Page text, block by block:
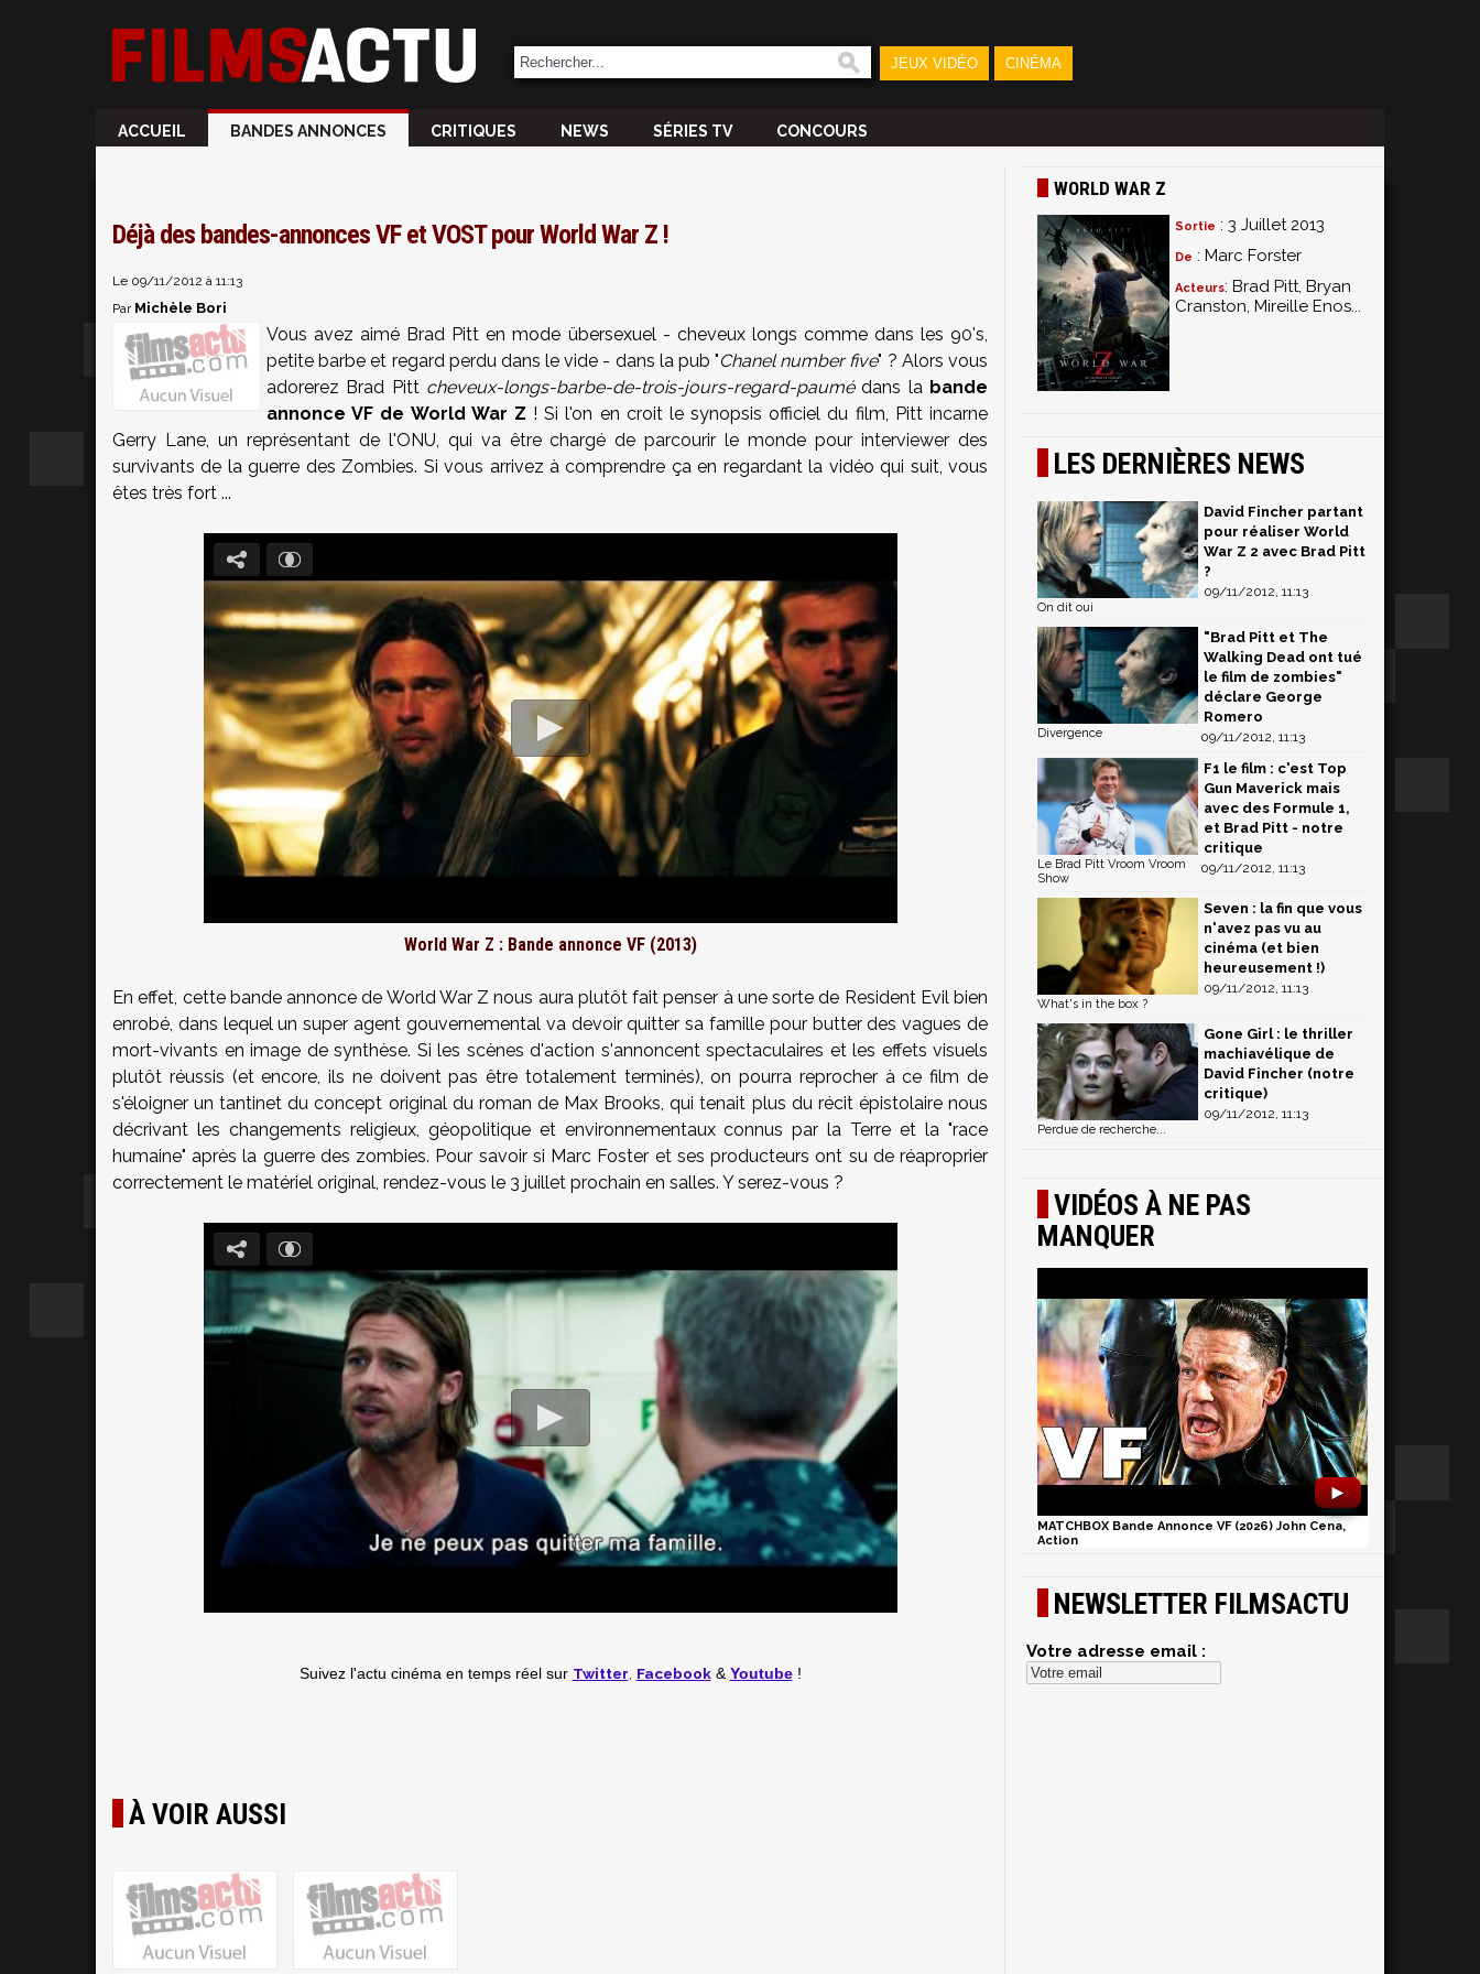
JEUX VIDÉO CINÉMA
ACCUEIL BANDES ANNONCES CRITIQUES NEWS SÉRIES TV CONCOURS
Déjà des bandes-annonces VF et VOST pour World War Z !
Le 09/11/2012 à 11:13
Par Michèle Bori
Vous avez aimé Brad Pitt en mode übersexuel - cheveux longs comme dans les 90's,
petite barbe et regard perdu dans le vide - dans la pub "Chanel number five" ? Alors vous
adorerez Brad Pitt cheveux-longs-barbe-de-trois-jours-regard-paumédans la bande
annonce VF de World War Z ! Si l'on en croit le synopsis officiel du film, Pitt incarne
Gerry Lane, un représentant de l'ONU, qui va être chargé de parcourir le monde pour interviewer des
survivants de la guerre des Zombies. Si vous arrivez à comprendre ça en regardant la vidéo qui suit, vous
êtes très fort ...
World War Z : Bande annonce VF (2013)
En effet, cette bande annonce de World War Z nous aura plutôt fait penser à une sorte de Resident Evil bien
enrobé, dans lequel un super agent gouvernemental va devoir quitter sa famille pour butter des vagues de
mort-vivants en image de synthèse. Si les scènes d'action s'annoncent spectaculaires et les effets visuels
plutôt réussis (et encore, ils ne doivent pas être totalement terminés), on pourra reprocher à ce film de
s'éloigner un tantinet du concept original du roman de Max Brooks, qui tenait plus du récit épistolaire nous
décrivant les changements religieux, géopolitique et environnementaux connus par la Terre et la "race
humaine" après la guerre des zombies. Pour savoir si Marc Foster et ses producteurs ont su de réaproprier
correctement le matériel original, rendez-vous le 3 juillet prochain en salles. Y serez-vous ?
Suivez l'actu cinéma en temps réel sur Twitter Facebook& Youtube!
À VOIR AUSSI
WORLD WAR Z
Sortie : 3 Juillet 2013
De : Marc Forster
Acteurs: Brad Pitt, Bryan
Cranston, Mireille Enos...
LES DERNIÈRES NEWS
David Fincher partant
pour réaliser World
War Z 2 avec Brad Pitt
?
09/11/2012, 11:13
On dit oui
"Brad Pitt et The
Walking Dead ont tué
le film de zombies"
déclare George
Romero
09/11/2012, 11:13
Divergence
F1 le film : c'est Top
Gun Maverick mais
avec des Formule 1,
et Brad Pitt - notre
critique
09/11/2012, 11:13
Le Brad Pitt Vroom Vroom
Show
Seven : la fin que vous
n'avez pas vu au
cinéma (et bien
heureusement !)
09/11/2012, 11:13
What's in the box ?
Gone Girl : le thriller
machiavélique de
David Fincher (notre
critique)
09/11/2012, 11:13
Perdue de recherche...
VIDÉOS À NE PAS
MANQUER
►
MATCHBOX Bande Annonce VF (2026) John Cena,
Action
NEWSLETTER FILMSACTU
Votre adresse email :